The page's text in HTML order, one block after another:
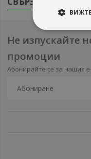
Не изпускайте
промоции
Абонирайте се за нашия